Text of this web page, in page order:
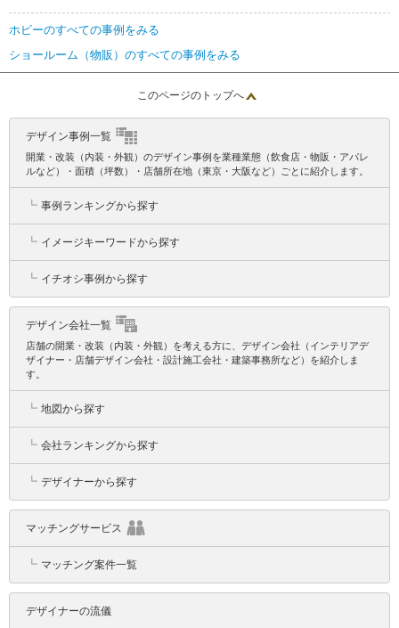
ホビーのすべての事例をみる
ショールーム（物販）のすべての事例をみる
このページのトップへ
デザイン事例一覧
開業・改装（内装・外観）のデザイン事例を業種業態（飲食店・物販・アパレ
ルなど）・面積（坪数）・店舗所在地（東京・大阪など）ごとに紹介します。
┗ 事例ランキングから探す
┗ イメージキーワードから探す
┗ イチオシ事例から探す
デザイン会社一覧
店舗の開業・改装（内装・外観）を考える方に、デザイン会社（インテリアデ
ザイナー・店舗デザイン会社・設計施工会社・建築事務所など）を紹介しま
す。
┗ 地図から探す
┗ 会社ランキングから探す
┗ デザイナーから探す
マッチングサービス
┗ マッチング案件一覧
デザイナーの流儀